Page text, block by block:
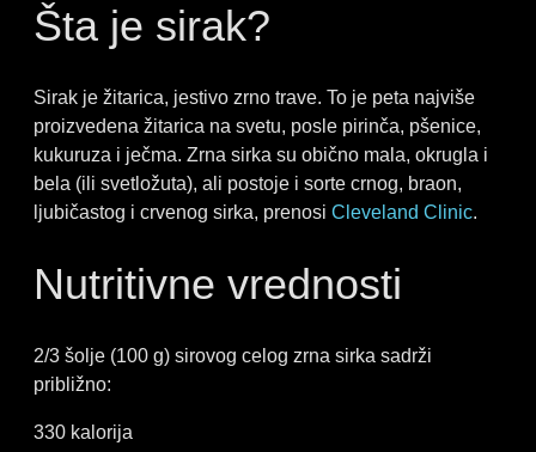
Šta je sirak?
Sirak je žitarica, jestivo zrno trave. To je peta najviše
proizvedena žitarica na svetu, posle pirinča, pšenice,
kukuruza i ječma. Zrna sirka su obično mala, okrugla i
bela (ili svetložuta), ali postoje i sorte crnog, braon,
ljubičastog i crvenog sirka, prenosi Cleveland Clinic.
Nutritivne vrednosti
2/3 šolje (100 g) sirovog celog zrna sirka sadrži
približno:
330 kalorija